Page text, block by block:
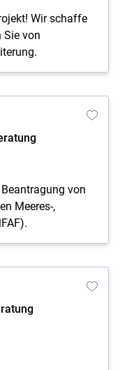
Wir schaffe
Sie von
von
Meeres-,